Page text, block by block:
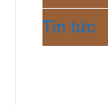
Tin tức